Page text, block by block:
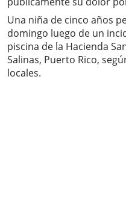
Una niña de cinco años
domingo luego de un
piscina de la Hacienda
Salinas, Puerto Rico,
locales.